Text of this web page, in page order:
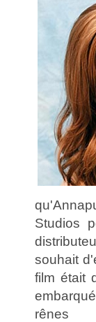
Studios
souhait
film était
rênes